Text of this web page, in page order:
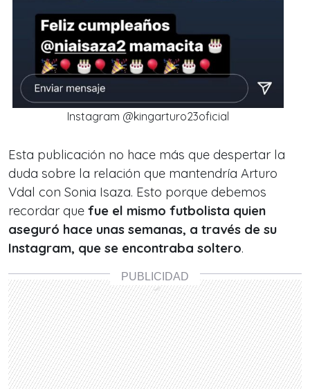
Instagram @kingarturo23oficial
Esta publicación no hace más que despertar la
duda sobre la relación que mantendría Arturo
Vdal con Sonia Isaza. Esto porque debemos
recordar que fue el mismo futbolista quien
aseguró hace unas semanas, a través de su
Instagram, que se encontraba soltero.